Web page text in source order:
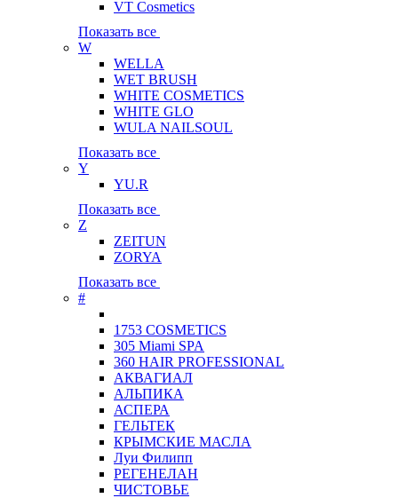
VT Cosmetics
Показать все
W
WELLA
WET BRUSH
WHITE COSMETICS
WHITE GLO
WULA NAILSOUL
Показать все
Y
YU.R
Показать все
Z
ZEITUN
ZORYA
Показать все
#
1753 COSMETICS
305 Miami SPA
360 HAIR PROFESSIONAL
АКВАГИАЛ
АЛЬПИКА
АСПЕРА
ГЕЛЬТЕК
КРЫМСКИЕ МАСЛА
Луи Филипп
РЕГЕНЕЛАН
ЧИСТОВЬЕ